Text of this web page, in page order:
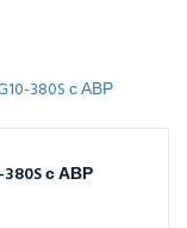
380S с АВР